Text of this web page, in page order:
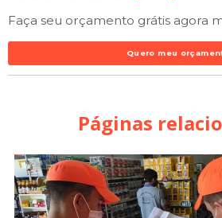
Faça seu orçamento grátis agora
Quero meu
Páginas